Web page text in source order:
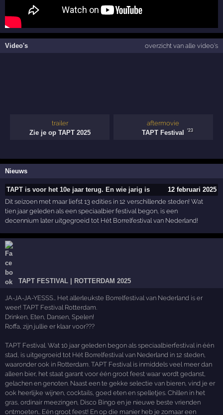
Video's overzicht van alle video's
trailer
Zie je op TAPT 2025
aftermovie
TAPT Festival
'23
Nieuws
TAPT is voor het 10e jaar terug. En wie jarig is
12 februari 2025
Dit seizoen met maar liefst 13 edities in 12 verschillende steden! Wat
tien jaar geleden als een speciaalbier festival begon, is een
decennium later uitgegroeid tot Hét Borrelfestival van Nederland!
TAPT FESTIVAL | ROTTERDAM 2025
JA-JA-JA-YESSS… Het allerleukste Borrelfestival van Nederland is er
weer! TAPT Festival Rotterdam.
Drinken, Eten, Dansen, Spelen!
Roffa, zijn jullie er klaar voor???
TAPT Festival. Wat 10 jaar geleden begon als speciaalbierfestival in één
stad, is uitgegroeid tot Hét Borrelfestival van Nederland in 12 steden,
waaronder ook in Rotterdam. TAPT Festival is inmiddels veel meer dan
alleen bier, het staat garant voor één groot feest waar wordt gedanst,
gelachen en genoten. Naast een te gekke selectie van bieren, vind je er
ook heerlijke wijnen, cocktails, goed eten en spelletjes. Chillen in het
gras, ordinair meezingen, Disco Bingo en je nieuwe beste vrienden
ontmoeten… Eén groot feest! En op die manier heb je zomaar een